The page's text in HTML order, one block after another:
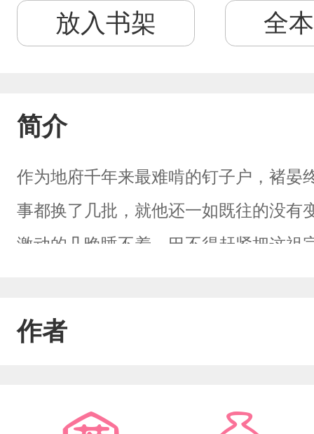
放入书架 全
简介
作为地府千年来最难啃的钉子户，褚晏
事都换了几批，就他还一如既往的没有
激动的几晚睡不着，巴不得赶紧把这祖
这一去就再也回不来了……*人间。褚晏
之，褚晏只能认命活着。可是……谁能
作者